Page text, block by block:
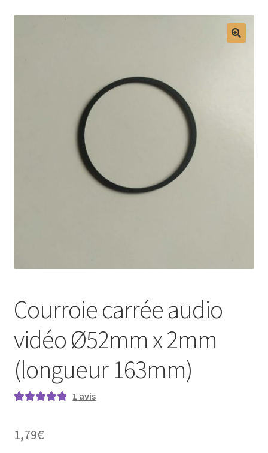
Courroie carrée audio
vidéo Ø52mm x 2mm
(longueur 163mm)
notation
1 avis
1,79€